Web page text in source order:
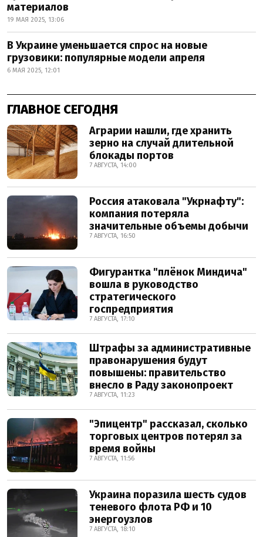
материалов
19 МАЯ 2025, 13:06
В Украине уменьшается спрос на новые
грузовики: популярные модели апреля
6 МАЯ 2025, 12:01
ГЛАВНОЕ СЕГОДНЯ
Аграрии нашли, где хранить
зерно на случай длительной
блокады портов
7 АВГУСТА, 14:00
Россия атаковала "Укрнафту":
компания потеряла
значительные объемы добычи
7 АВГУСТА, 16:50
Фигурантка "плёнок Миндича"
вошла в руководство
стратегического
госпредприятия
7 АВГУСТА, 17:10
Штрафы за административные
правонарушения будут
повышены: правительство
внесло в Раду законопроект
7 АВГУСТА, 11:23
"Эпицентр" рассказал, сколько
торговых центров потерял за
время войны
7 АВГУСТА, 11:56
Украина поразила шесть судов
теневого флота РФ и 10
энергоузлов
7 АВГУСТА, 18:10